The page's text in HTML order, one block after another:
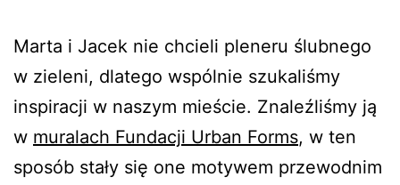
Marta i Jacek nie chcieli pleneru ślubnego
w zieleni, dlatego wspólnie szukaliśmy
inspiracji w naszym mieście. Znaleźliśmy ją
w muralach Fundacji Urban Forms, w ten
sposób stały się one motywem przewodnim